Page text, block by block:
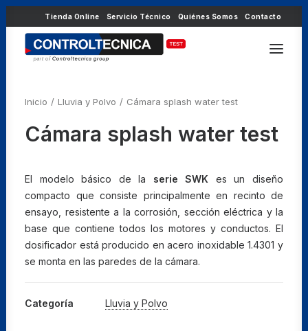
Tienda Online Servicio Técnico Quiénes Somos Contacto
Inicio Lluvia y Polvo Cámara splash water test
Cámara splash water test
El modelo básico de la serie SWK es un diseño
compacto que consiste principalmente en recinto de
ensayo, resistente a la corrosión, sección eléctrica y la
base que contiene todos los motores y conductos. El
dosificador está producido en acero inoxidable 1.4301 y
se monta en las paredes de la cámara.
Categoría Lluvia y Polvo